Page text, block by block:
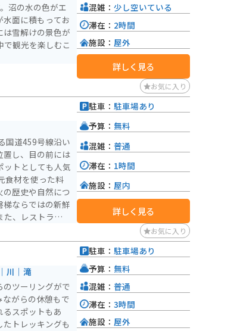
沼の水の色がエ
面に積もってお
は雪解けの景色が
観光を楽しむこ
混雑： 少し空いている
滞在： 2時間
施設： 屋外
詳しく見る
お気に入り
国道459号線沿い
置し、目の前には
ットとしても人気
歴史や自然につ
梯ならではの新鮮
、レストランで
辺には絶景のワ
グの休憩場所と
がら、地元の美
駐車： 駐車場あり
予算： 無料
混雑： 普通
滞在： 1時間
施設： 屋内
詳しく見る
お気に入り
川｜滝
のツーリングがで
がらの休憩もで
スポットもあ
トレッキングも
駐車： 駐車場あり
予算： 無料
混雑： 普通
滞在： 3時間
施設： 屋外